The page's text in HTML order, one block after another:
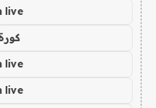
live
live
live